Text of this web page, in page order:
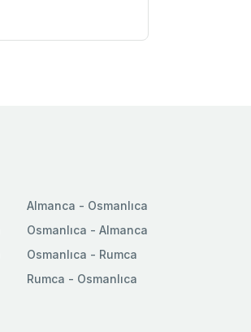
Almanca - Osmanlıca
Osmanlıca - Almanca
Osmanlıca - Rumca
Rumca - Osmanlıca